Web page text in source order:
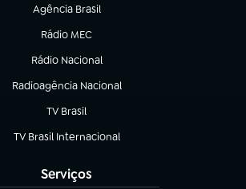
Agência Brasil
(abre em nova aba)
Rádio MEC
Rádio Nacional
(abre em nova aba)
Radioagência Nacional
(abre em nova aba)
TV Brasil
(abre em nova aba)
TV Brasil Internacional
(abre em nova aba)
Serviços